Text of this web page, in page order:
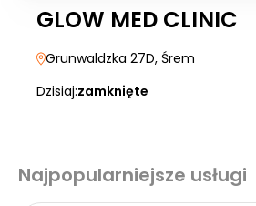
GLOW MED CLINIC
Grunwaldzka 27D, Śrem
Dzisiaj:zamknięte
Najpopularniejsze usługi